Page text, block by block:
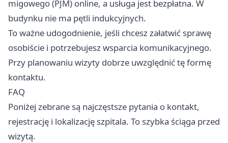
migowego (PJM) online, a usługa jest bezpłatna. W
budynku nie ma pętli indukcyjnych.
To ważne udogodnienie, jeśli chcesz załatwić sprawę
osobiście i potrzebujesz wsparcia komunikacyjnego.
Przy planowaniu wizyty dobrze uwzględnić tę formę
kontaktu.
FAQ
Poniżej zebrane są najczęstsze pytania o kontakt,
rejestrację i lokalizację szpitala. To szybka ściąga przed
wizytą.